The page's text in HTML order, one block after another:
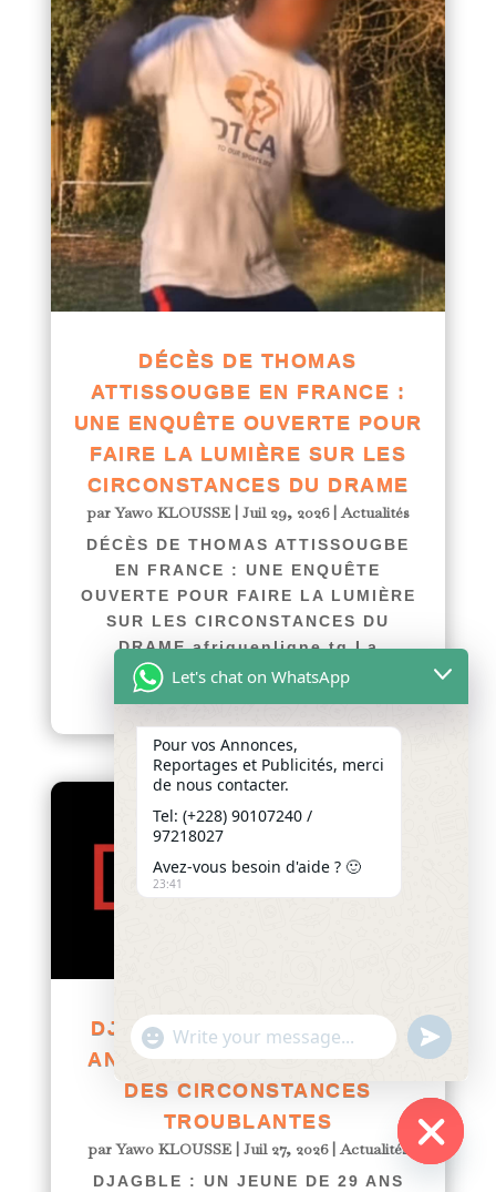
DÉCÈS DE THOMAS
ATTISSOUGBE EN FRANCE :
UNE ENQUÊTE OUVERTE POUR
FAIRE LA LUMIÈRE SUR LES
CIRCONSTANCES DU DRAME
parYawo KLOUSSE| Juil 29, 2026| Actualités
DÉCÈS DE THOMAS ATTISSOUGBE
EN FRANCE : UNE ENQUÊTE
OUVERTE POUR FAIRE LA LUMIÈRE
SUR LES CIRCONSTANCES DU
DRAME afriquenligne.tg La
communauté...
DJAGBLE : UN JEUNE DE 29
ANS RETROUVÉ MORT DANS
DES CIRCONSTANCES
TROUBLANTES
parYawo KLOUSSE| Juil 27, 2026|Actualités
DJAGBLE : UN JEUNE DE 29 ANS
Let's chat on WhatsApp
Pour vos Annonces,
Reportages et Publicités, merci
de nous contacter.
Tel: (+228) 90107240 /
97218027
Avez-vous besoin d'aide ? 🙂
23:41
"+chaty_settings.lang.emoji_picker+"
WhatsApp
undefined